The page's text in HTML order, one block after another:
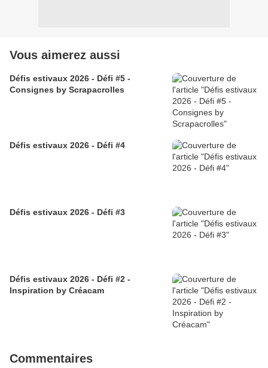
Vous aimerez aussi
Défis estivaux 2026 - Défi #5 -
Consignes by Scrapacrolles
Défis estivaux 2026 - Défi #4
Défis estivaux 2026 - Défi #3
Défis estivaux 2026 - Défi #2 -
Inspiration by Créacam
Commentaires